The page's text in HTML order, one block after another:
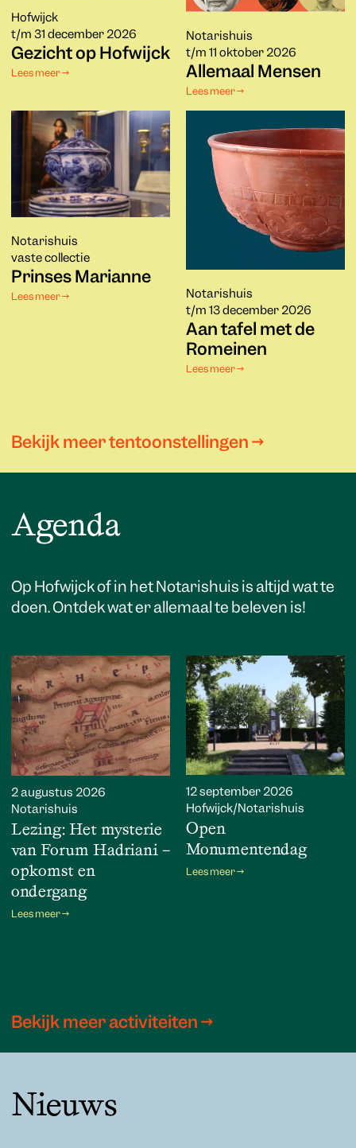
Hofwijck
t/m 31 december 2026
Gezicht op Hofwijck
Lees meer →
Notarishuis
t/m 11 oktober 2026
Allemaal Mensen
Lees meer →
Notarishuis
vaste collectie
Prinses Marianne
Lees meer →
Notarishuis
t/m 13 december 2026
Aan tafel met de
Romeinen
Lees meer →
Bekijk meer tentoonstellingen →
Agenda
Op Hofwijck of in het Notarishuis is altijd wat te
doen. Ontdek wat er allemaal te beleven is!
2 augustus 2026
Notarishuis
Lezing: Het mysterie
van Forum Hadriani –
opkomst en
ondergang
Lees meer →
12 september 2026
Hofwijck/Notarishuis
Open
Monumentendag
Lees meer →
Bekijk meer activiteiten →
Nieuws